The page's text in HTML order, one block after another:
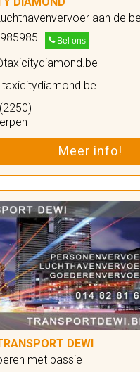
aan de
Bel ons
Meer info!
DEWI
met passie